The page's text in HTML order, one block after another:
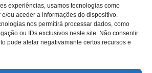
experiências, usamos tecnologias como
ou aceder a informações do dispositivo.
nos permitirá processar dados, como
ou IDs exclusivos neste site. Não consentir
pode afetar negativamante certos recursos e